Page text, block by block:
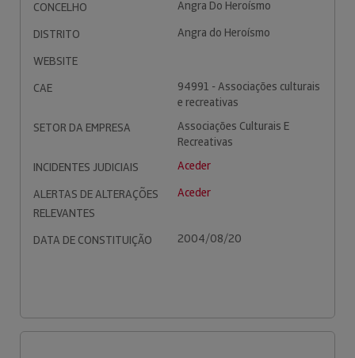
CONCELHO
Angra Do Heroísmo
DISTRITO
Angra do Heroísmo
WEBSITE
CAE
94991 - Associações culturais
e recreativas
SETOR DA EMPRESA
Associações Culturais E
Recreativas
INCIDENTES JUDICIAIS
Aceder
ALERTAS DE ALTERAÇÕES
RELEVANTES
Aceder
DATA DE CONSTITUIÇÃO 2004/08/20